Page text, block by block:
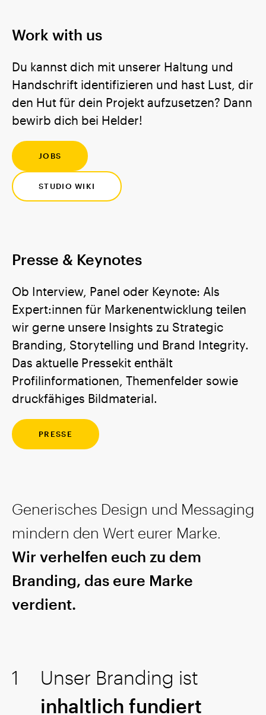
Work with us
Du kannst dich mit unserer Haltung und
Handschrift identifizieren und hast Lust, dir
den Hut für dein Projekt aufzusetzen? Dann
bewirb dich bei Helder!
JOBS
STUDIO WIKI
Presse & Keynotes
Ob Interview, Panel oder Keynote: Als
Expert:innen für Markenentwicklung teilen
wir gerne unsere Insights zu Strategic
Branding, Storytelling und Brand Integrity.
Das aktuelle Pressekit enthält
Profilinformationen, Themenfelder sowie
druckfähiges Bildmaterial.
PRESSE
Generisches Design und Messaging
mindern den Wert eurer Marke.
Wir verhelfen euch zu dem
Branding, das eure Marke
verdient.
Unser Branding ist
inhaltlich fundiert